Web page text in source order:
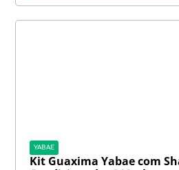
YABAE
Kit Guaxima Yabae com